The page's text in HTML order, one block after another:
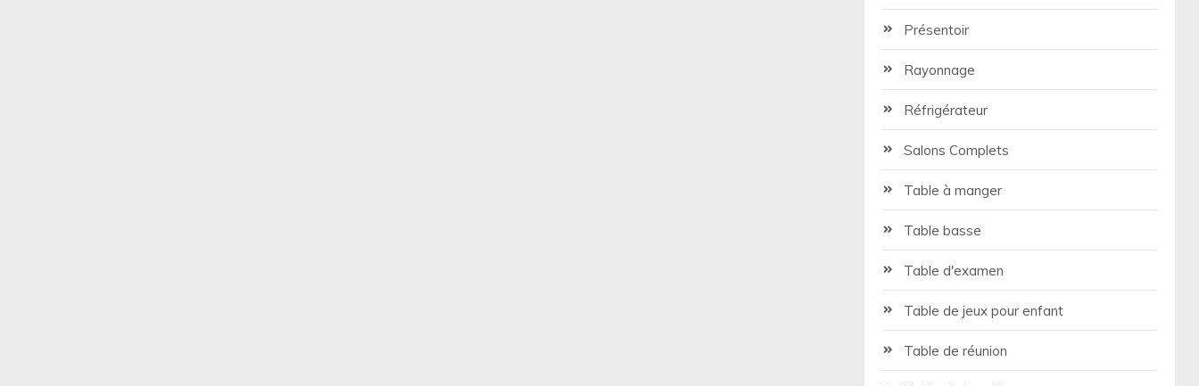
Présentoir
Rayonnage
Réfrigérateur
Salons Complets
Table à manger
Table basse
Table d'examen
Table de jeux pour enfant
Table de réunion